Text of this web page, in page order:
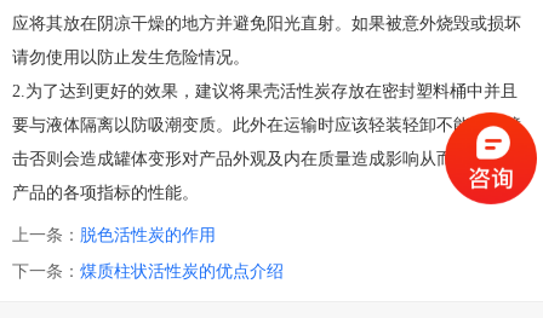
应将其放在阴凉干燥的地方并避免阳光直射。如果被意外烧毁或损坏
请勿使用以防止发生危险情况。
2.为了达到更好的效果，建议将果壳活性炭存放在密封塑料桶中并且
要与液体隔离以防吸潮变质。此外在运输时应该轻装轻卸不能倾倒撞
击否则会造成罐体变形对产品外观及内在质量造成影响从而影响到了
产品的各项指标的性能。
上一条： 脱色活性炭的作用
下一条： 煤质柱状活性炭的优点介绍